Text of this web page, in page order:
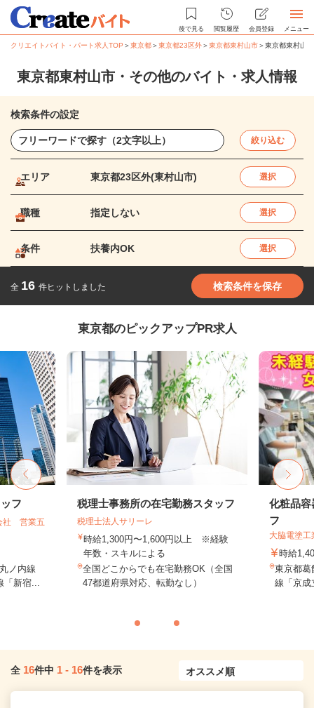
後で見る 閲覧履歴 会員登録 メニュー
クリエイトバイト・パート求人TOP ＞東京都＞東京都23区外＞東京都東村山市＞東京都東村山
東京都東村山市・その他のバイト・求人情報
検索条件の設定
絞り込む
エリア 東京都23区外(東村山市) 選択
職種 指定しない 選択
条件 扶養内OK 選択
全 16 件ヒットしました 検索条件を保存
東京都のピックアップPR求人
フ
社 営業五
ノ内線
新宿...
税理士事務所の在宅勤務スタッフ
税理士法人サリーレ
時給1,300円〜1,600円以上 ※経験
年数・スキルによる
全国どこからでも在宅勤務OK（全国
47都道府県対応、転勤なし）
化粧品容
フ
大脇電塗工
時給
東京都葛
線「京成
全 16件中 1 - 16件を表示